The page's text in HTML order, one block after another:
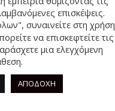
επισκέψεις.
συναινείτε στη χρήση
να επισκεφτείτε τις
μια ελεγχόμενη
ΑΠΟΔΟΧΗ